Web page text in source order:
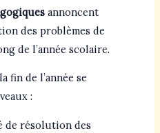
annoncent
des problèmes de
de l’année scolaire.
fin de l’année se
:
de résolution des